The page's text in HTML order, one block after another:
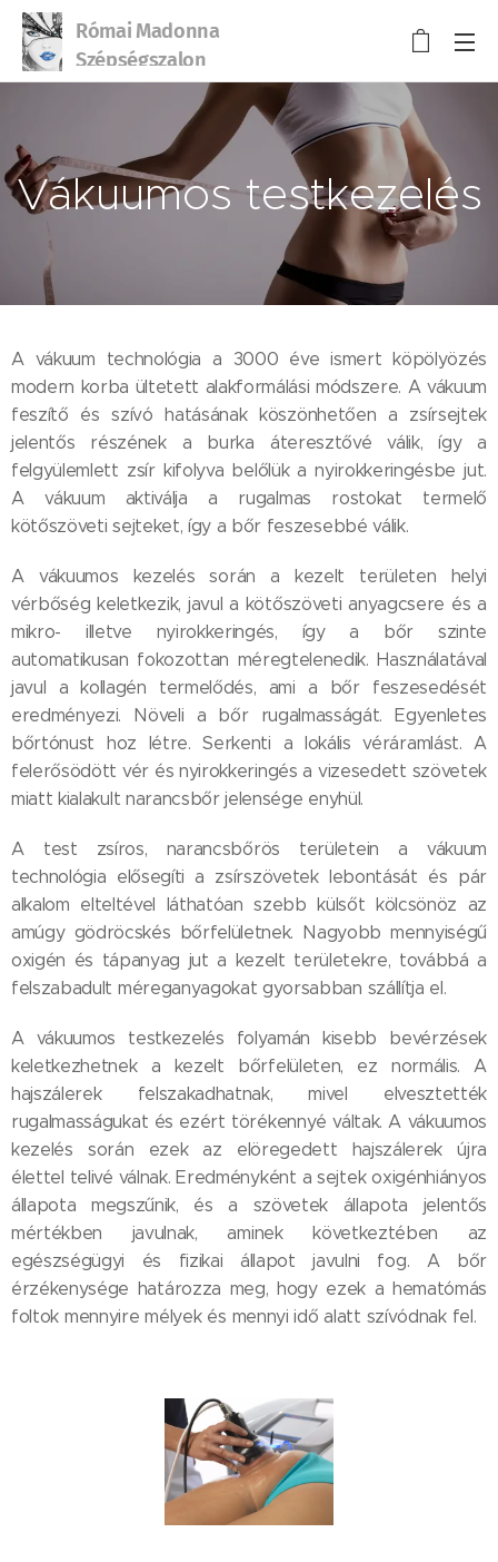
Római Madonna
Szépségszalon
Vákuumos testkezelés
A vákuum technológia a 3000 éve ismert köpölyözés
modern korba ültetett alakformálási módszere. A vákuum
feszítő és szívó hatásának köszönhetően a zsírsejtek
jelentős részének a burka áteresztővé válik, így a
felgyülemlett zsír kifolyva belőlük a nyirokkeringésbe jut.
A vákuum aktiválja a rugalmas rostokat termelő
kötőszöveti sejteket, így a bőr feszesebbé válik.
A vákuumos kezelés során a kezelt területen helyi
vérbőség keletkezik, javul a kötőszöveti anyagcsere és a
mikro- illetve nyirokkeringés, így a bőr szinte
automatikusan fokozottan méregtelenedik. Használatával
javul a kollagén termelődés, ami a bőr feszesedését
eredményezi. Növeli a bőr rugalmasságát. Egyenletes
bőrtónust hoz létre. Serkenti a lokális véráramlást. A
felerősödött vér és nyirokkeringés a vizesedett szövetek
miatt kialakult narancsbőr jelensége enyhül.
A test zsíros, narancsbőrös területein a vákuum
technológia elősegíti a zsírszövetek lebontását és pár
alkalom elteltével láthatóan szebb külsőt kölcsönöz az
amúgy gödröcskés bőrfelületnek. Nagyobb mennyiségű
oxigén és tápanyag jut a kezelt területekre, továbbá a
felszabadult méreganyagokat gyorsabban szállítja el.
A vákuumos testkezelés folyamán kisebb bevérzések
keletkezhetnek a kezelt bőrfelületen, ez normális. A
hajszálerek felszakadhatnak, mivel elvesztették
rugalmasságukat és ezért törékennyé váltak. A vákuumos
kezelés során ezek az elöregedett hajszálerek újra
élettel telivé válnak. Eredményként a sejtek oxigénhiányos
állapota megszűnik, és a szövetek állapota jelentős
mértékben javulnak, aminek következtében az
egészségügyi és fizikai állapot javulni fog. A bőr
érzékenysége határozza meg, hogy ezek a hematómás
foltok mennyire mélyek és mennyi idő alatt szívódnak fel.